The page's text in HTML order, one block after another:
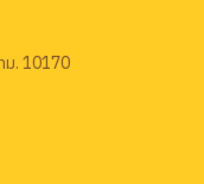
. 10170